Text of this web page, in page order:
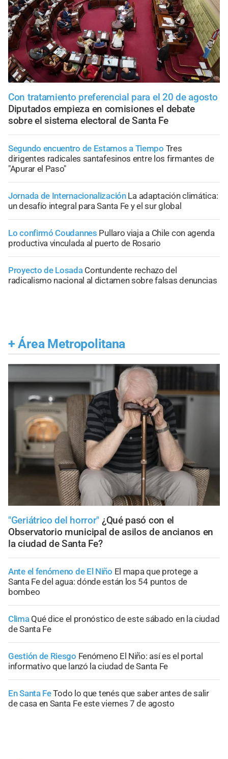
Con tratamiento preferencial para el 20 de agosto
Diputados empieza en comisiones el debate
sobre el sistema electoral de Santa Fe
Segundo encuentro de Estamos a Tiempo Tres
dirigentes radicales santafesinos entre los firmantes de
"Apurar el Paso"
Jornada de Internacionalización La adaptación climática:
un desafío integral para Santa Fe y el sur global
Lo confirmó Coudannes Pullaro viaja a Chile con agenda
productiva vinculada al puerto de Rosario
Proyecto de Losada Contundente rechazo del
radicalismo nacional al dictamen sobre falsas denuncias
+ Área Metropolitana
"Geriátrico del horror" ¿Qué pasó con el
Observatorio municipal de asilos de ancianos en
la ciudad de Santa Fe?
Ante el fenómeno de El Niño El mapa que protege a
Santa Fe del agua: dónde están los 54 puntos de
bombeo
Clima Qué dice el pronóstico de este sábado en la ciudad
de Santa Fe
Gestión de Riesgo Fenómeno El Niño: así es el portal
informativo que lanzó la ciudad de Santa Fe
En Santa FeTodo lo que tenés que saber antes de salir
de casa en Santa Fe este viernes 7 de agosto